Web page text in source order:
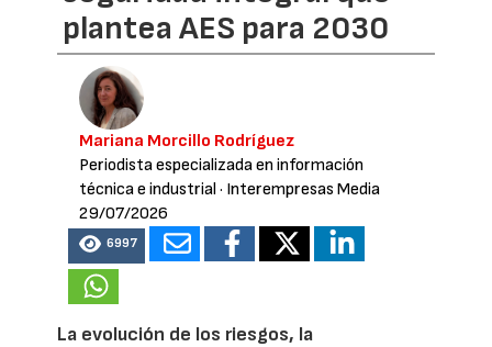
plantea AES para 2030
Mariana Morcillo Rodríguez
Periodista especializada en información
técnica e industrial· Interempresas Media
29/07/2026
6997
La evolución de los riesgos, la